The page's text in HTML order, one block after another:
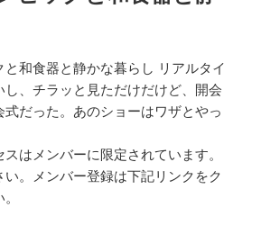
和食器と静かな暮らし リアルタイ
し、チラッと見ただけだけど、開会
だった。あのショーはワザとやっ
はメンバーに限定されています。
い。メンバー登録は下記リンクをク